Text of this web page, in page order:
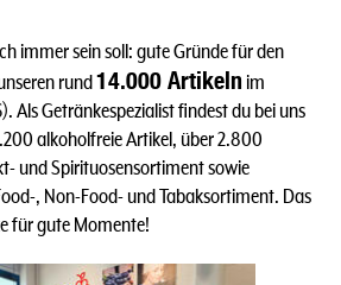
immer sein soll: gute Gründe für den
rund14.000 Artikeln im
Als Getränkespezialist findest du bei uns
alkoholfreie Artikel, über 2.800
und Spirituosensortiment sowie
, Non-Food- und Tabaksortiment. Das
für gute Momente!